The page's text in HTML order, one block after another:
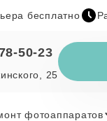
бесплатно
50-23
25
фотоаппаратов